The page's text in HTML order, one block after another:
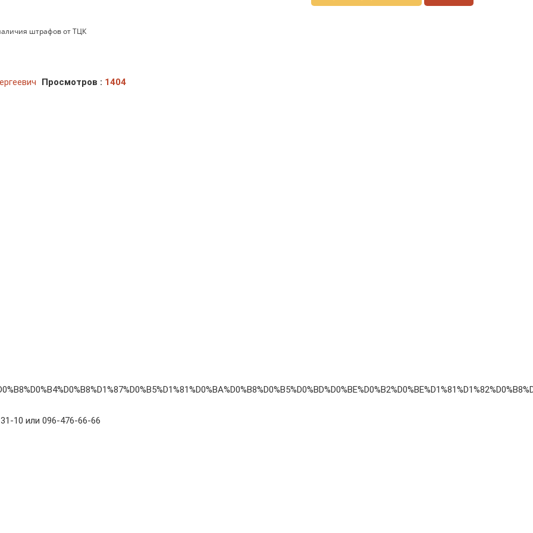
штрафов от ТЦК
Просмотров : 1404
10 или 096-476-66-66